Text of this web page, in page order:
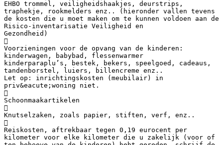
EHBO trommel, veiligheidshaakjes, deurstrips,
traphekje, rookmelders enz.. (hieronder vallen tevens
de kosten die u moet maken om te kunnen voldoen aan de
Risico-inventarisatie Veiligheid en
Gezondheid)

Voorzieningen voor de opvang van de kinderen:
kinderwagen, babybad, flessenwarmer
kinderparaplu’s, bestek, bekers, speelgoed, cadeaus,
tandenborstel, luiers, billencreme enz..
Let op: inrichtingskosten (meubilair) in
priv&eacute;woning niet.

Schoonmaakartikelen

Knutselzaken, zoals papier, stiften, verf, enz..

Reiskosten, aftrekbaar tegen 0,19 eurocent per
kilometer voor elke kilometer die u zakelijk (voor of